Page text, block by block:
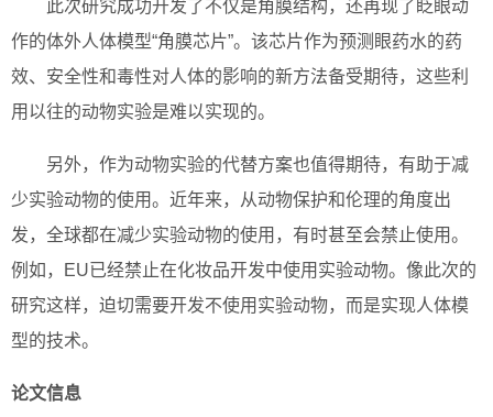
此次研究成功开发了不仅是角膜结构，还再现了眨眼动
作的体外人体模型“角膜芯片”。该芯片作为预测眼药水的药
效、安全性和毒性对人体的影响的新方法备受期待，这些利
用以往的动物实验是难以实现的。
另外，作为动物实验的代替方案也值得期待，有助于减
少实验动物的使用。近年来，从动物保护和伦理的角度出
发，全球都在减少实验动物的使用，有时甚至会禁止使用。
例如，EU已经禁止在化妆品开发中使用实验动物。像此次的
研究这样，迫切需要开发不使用实验动物，而是实现人体模
型的技术。
论文信息